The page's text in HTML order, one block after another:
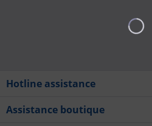
Hotline assistance
Assistance boutique